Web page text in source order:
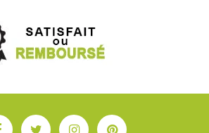
FacebookTwitterInstagramPinterest